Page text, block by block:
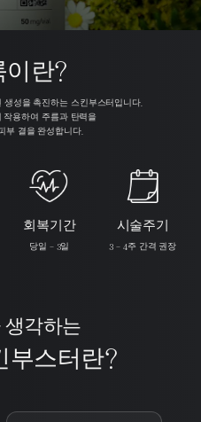
이란?
성을 촉진하는 스킨부스터입니다.
작용하여 주름과 탄력을
부 결을 완성합니다.
회복기간
당일 - 3일
시술주기
3 - 4주 간격 권장
생각하는
부스터란?